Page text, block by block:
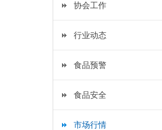
协会工作
行业动态
食品预警
食品安全
市场行情